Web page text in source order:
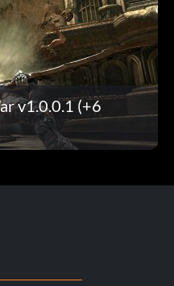
v1.0.0.1 (+6